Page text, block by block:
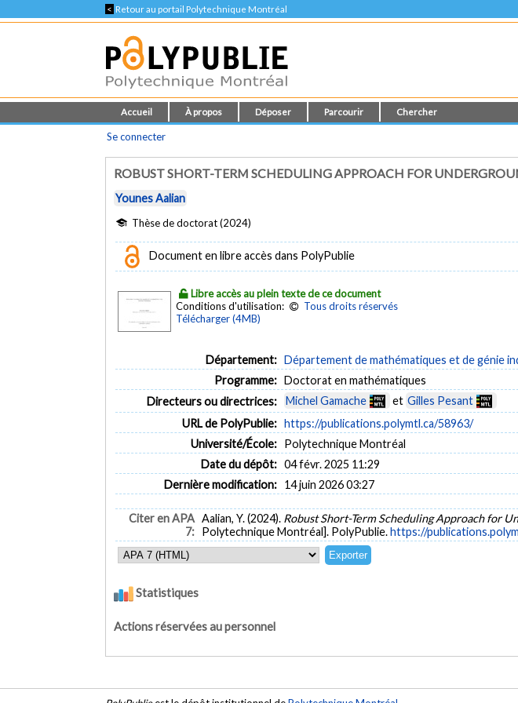
< Retour au portail Polytechnique Montréal
Accueil À propos Déposer Parcourir Chercher
Se connecter
ROBUST SHORT-TERM SCHEDULING APPROACH FOR
Younes Aalian
Thèse de doctorat (2024)
Document en libre accès dans PolyPublie
Libre accès au plein texte de ce document
Conditions d'utilisation:
Tous droits réservés
Télécharger (4MB)
Département: Département de mathématiques et de génie
Programme: Doctorat en mathématiques
Directeurs ou directrices:
Michel Gamache et Gilles Pesant
URL de PolyPublie: https://publications.polymtl.ca/58963/
Université/École: Polytechnique Montréal
Date du dépôt: 04 févr. 2025 11:29
Dernière modification: 14 juin 2026 03:27
Citer en APA
7:
Aalian, Y. (2024). Robust Short-Term Scheduling Approach for
Polytechnique Montréal]. PolyPublie.https://
Statistiques
Actions réservées au personnel